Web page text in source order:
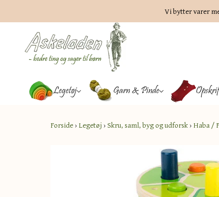
Vi bytter varer
Legetøj Garn & Pinde
Forside› Legetøj ›Skru, saml, byg og udforsk› Haba /